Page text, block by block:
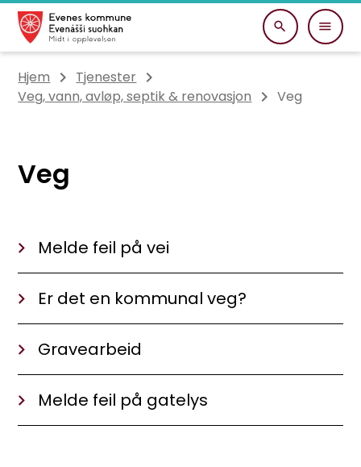
Evenes kommune
Du er her:
Hjem
Tjenester
Veg, vann, avløp, septik & renovasjon
Veg
Veg
Melde feil på vei
Er det en kommunal veg?
Gravearbeid
Melde feil på gatelys